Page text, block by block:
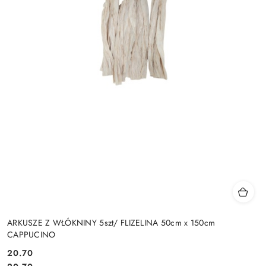
ARKUSZE Z WŁÓKNINY 5szt/ FLIZELINA 50cm x 150cm
CAPPUCINO
20.70